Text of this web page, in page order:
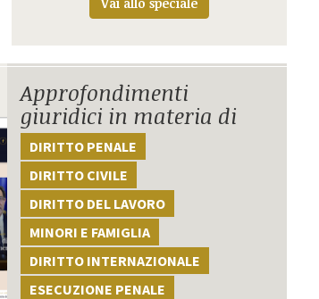
Approfondimenti
giuridici in materia di
DIRITTO PENALE
DIRITTO CIVILE
DIRITTO DEL LAVORO
MINORI E FAMIGLIA
DIRITTO INTERNAZIONALE
ESECUZIONE PENALE